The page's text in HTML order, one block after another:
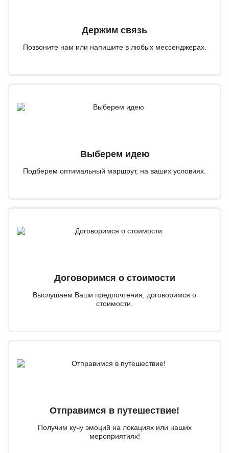
Держим связь
Позвоните нам или напишите в любых мессенджерах.
Выберем идею
Подберем оптимальный маршрут, на ваших условиях.
Договоримся о стоимости
Выслушаем Ваши предпочтения, договоримся о
стоимости.
Отправимся в путешествие!
Получим кучу эмоций на локациях или наших
мероприятиях!